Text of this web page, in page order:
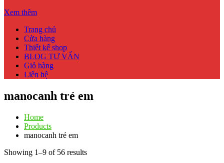
Xem thêm
Trang chủ
Cửa hàng
Thiết kế shop
BLOG TƯ VẤN
Giỏ hàng
Liên hệ
manocanh trẻ em
Home
Products
manocanh trẻ em
Showing 1–9 of 56 results